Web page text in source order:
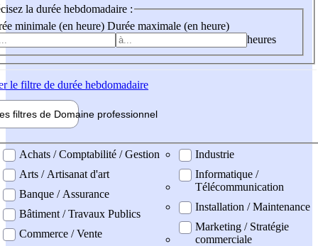
la durée hebdomadaire :
minimale (en heure) Durée maximale (en heure)
heures
le filtre de durée hebdomadaire
filtres de Domaine professionnel
professionel
Achats / Comptabilité / Gestion
Arts / Artisanat d'art
Banque / Assurance
Bâtiment / Travaux Publics
Commerce / Vente
Industrie
Informatique /
Télécommunication
Installation / Maintenance
Marketing / Stratégie
commerciale